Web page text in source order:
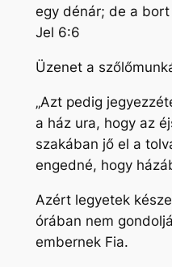
egy dénár; de a
Jel 6:6
Üzenet a
„Azt pedig
a ház ura, hogy az
szakában jő el a
engedné, hogy
Azért legyetek
órában nem
embernek Fia.